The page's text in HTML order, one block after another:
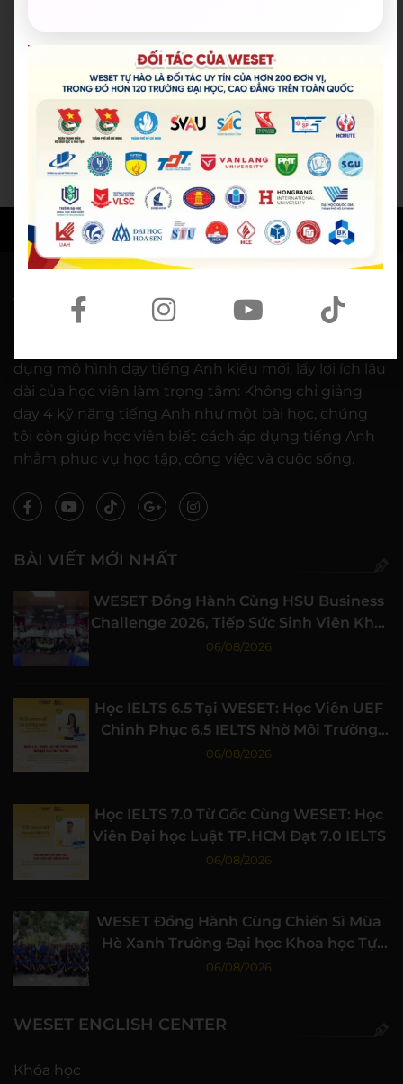
Người phụ nữ giữ trọn lời hẹn
gần 60 năm được công nhận là
vợ liệt sĩ
20/07/2026
© BẢN QUYỀN THUỘC VỀ WESET ENGLISH CENTER
VỀ CHÚNG TÔI
dụng mô hình dạy tiếng Anh kiểu mới, lấy lợi ích lâu
dài của học viên làm trọng tâm: Không chỉ giảng
dạy 4 kỹ năng tiếng Anh như một bài học, chúng
tôi còn giúp học viên biết cách áp dụng tiếng Anh
nhằm phục vụ học tập, công việc và cuộc sống.
BÀI VIẾT MỚI NHẤT
WESET Đồng Hành Cùng HSU Business
Challenge 2026, Tiếp Sức Sinh Viên Khởi
Nghiệp
06/08/2026
Học IELTS 6.5 Tại WESET: Học Viên UEF
Chinh Phục 6.5 IELTS Nhờ Môi Trường
Học Tập Chất Lượng
06/08/2026
Học IELTS 7.0 Từ Gốc Cùng WESET: Học
Viên Đại học Luật TP.HCM Đạt 7.0 IELTS
06/08/2026
WESET Đồng Hành Cùng Chiến Sĩ Mùa
Hè Xanh Trường Đại học Khoa học Tự
nhiên, ĐHQG-HCM
06/08/2026
WESET ENGLISH CENTER
Khóa học